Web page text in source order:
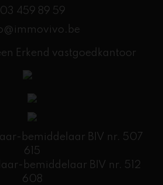
03 459 89 59
Erkend vastgoedkantoor
bemiddelaar BIV nr. 507
615
bemiddelaar BIV nr. 512
608